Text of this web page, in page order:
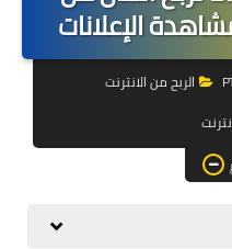
الالكترونية
الإعلانات
الربح من الانترنت